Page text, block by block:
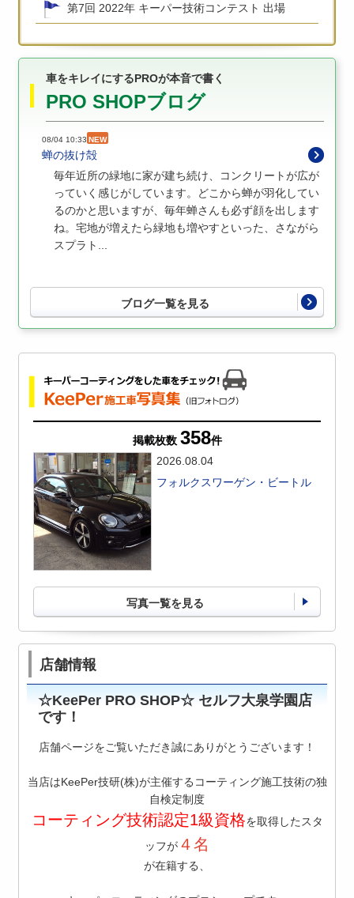
第7回 2022年 キーパー技術コンテスト 出場
車をキレイにするPROが本音で書く
PRO SHOPブログ
08/04 10:33 NEW
蝉の抜け殻
毎年近所の緑地に家が建ち続け、コンクリートが広が
っていく感じがしています。どこから蝉が羽化してい
るのかと思いますが、毎年蝉さんも必ず顔を出します
ね。宅地が増えたら緑地も増やすといった、さながら
スプラト...
ブログ一覧を見る
掲載枚数 358件
2026.08.04
フォルクスワーゲン・ビートル
写真一覧を見る
店舗情報
☆KeePer PRO SHOP☆ セルフ大泉学園店
です！
店舗ページをご覧いただき誠にありがとうございます！
当店はKeePer技研(株)が主催するコーティング施工技術の独
自検定制度
コーティング技術認定1級資格を取得したスタ
ッフが ４名
が在籍する、